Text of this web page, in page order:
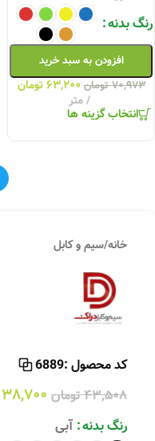
رنگ بدنه
افزودن به سبد خرید
۷۰,۹۷۳ تومان ۶۳,۲۰۰ تومان
متر
انتخاب گزینه ها
خانه/سیم و کابل
کد محصول :6889
۴۳,۵۰۸تومان ۳۸,۷۰۰
رنگ بدنه آبی